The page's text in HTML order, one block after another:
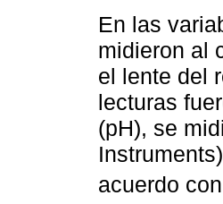
En las
midieron al
el lente del
lecturas
(pH), se
acuerdo